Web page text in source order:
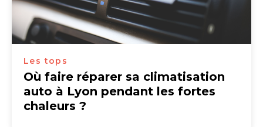
Les tops
Où faire réparer sa climatisation
auto à Lyon pendant les fortes
chaleurs ?